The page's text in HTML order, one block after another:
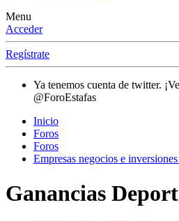
Menu
Acceder
Regístrate
Ya tenemos cuenta de twitter.
@ForoEstafas
Inicio
Foros
Foros
Empresas negocios e
Ganancias